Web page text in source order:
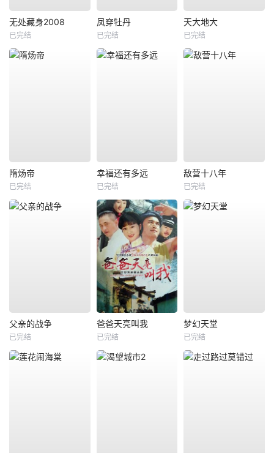
无处藏身2008
已完结
凤穿牡丹
已完结
天大地大
已完结
隋炀帝
已完结
幸福还有多远
已完结
敌营十八年
已完结
父亲的战争
已完结
爸爸天亮叫我
已完结
梦幻天堂
已完结